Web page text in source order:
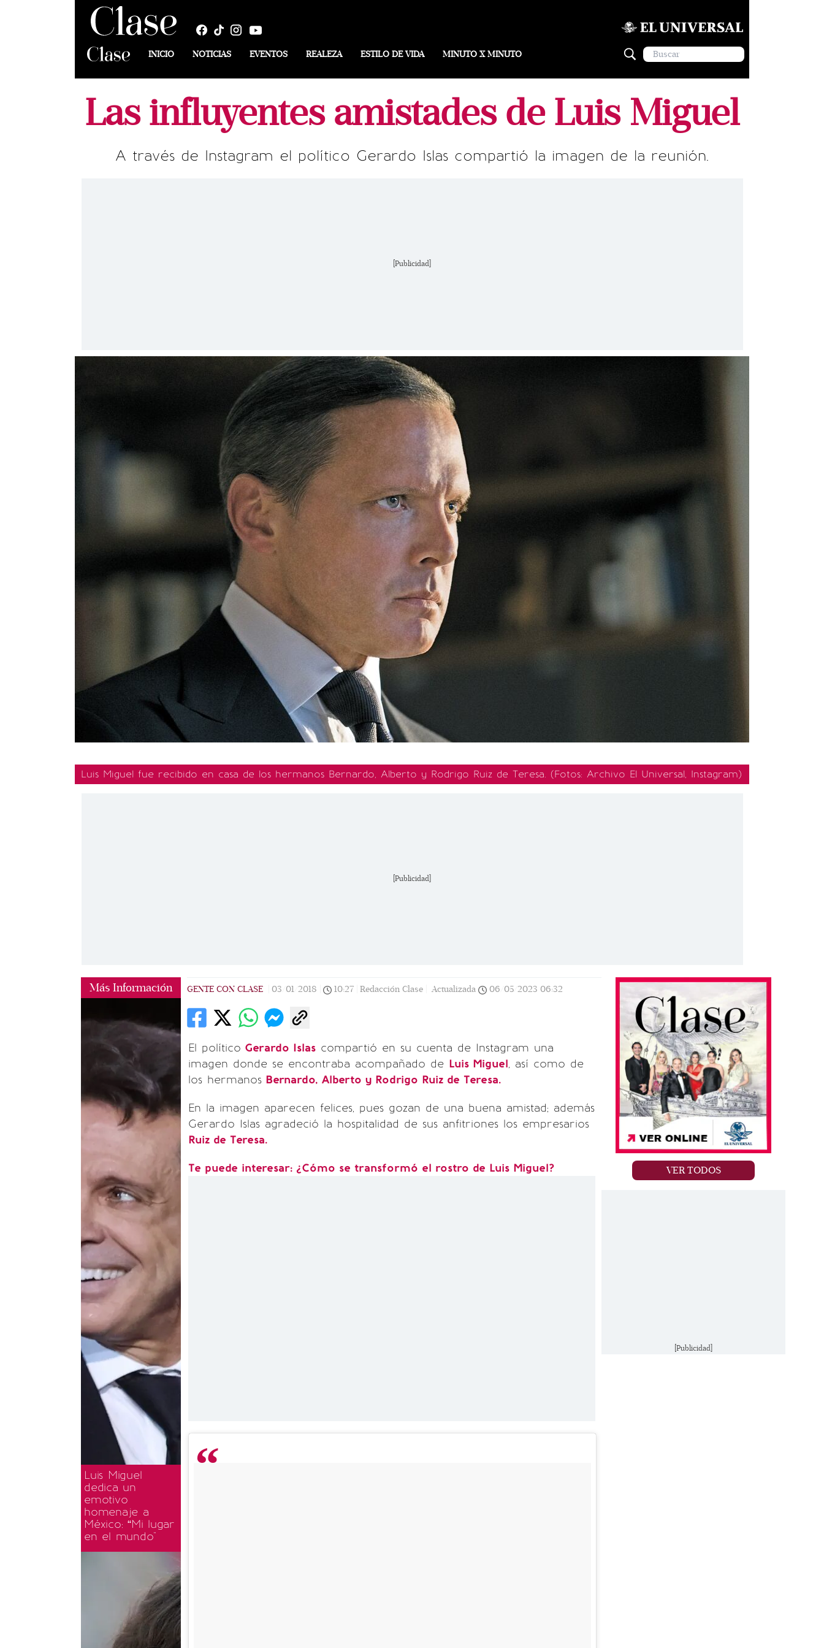
INICIO NOTICIAS EVENTOS REALEZA ESTILO DE VIDA MINUTO X MINUTO
Las influyentes amistades de Luis Miguel
A través de Instagram el político Gerardo Islas compartió la imagen de la reunión.
[Publicidad]
Luis Miguel fue recibido en casa de los hermanos Bernardo, Alberto y Rodrigo Ruiz de Teresa. (Fotos: Archivo El Universal, Instagram)
[Publicidad]
Más Información
Luis Miguel
dedica un
emotivo
homenaje a
México: “Mi lugar
en el mundo"
GENTE CON CLASE 03/01/2018 10:27 Redacción Clase | Actualizada 06/05/2023 06:32
El político Gerardo Islas compartió en su cuenta de Instagram una
imagen donde se encontraba acompañado de Luis Miguel, así como de
los hermanos Bernardo, Alberto y Rodrigo Ruiz de Teresa.
En la imagen aparecen felices, pues gozan de una buena amistad; además
Gerardo Islas agradeció la hospitalidad de sus anfitriones los empresarios
Ruiz de Teresa.
Te puede interesar: ¿Cómo se transformó el rostro de Luis Miguel? VER TODOS
[Publicidad]